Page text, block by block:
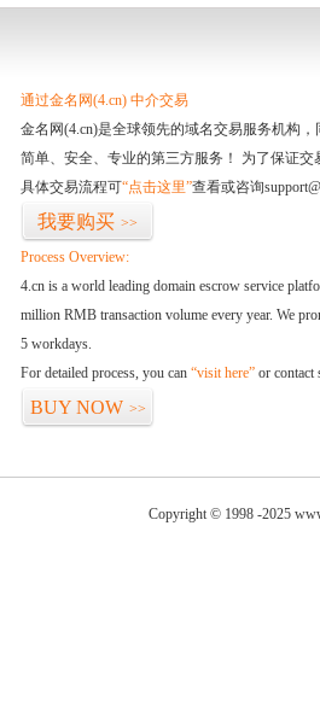
通过金名网(4.cn) 中介交易
金名网(4.cn)是全球领先的域名交易服务机构
简单、安全、专业的第三方服务！ 为了保证
具体交易流程可“点击这里”查看或咨询
我要购买 >>
Process Overview:
4.cn is a world leading domain escrow service
million RMB transaction volume every year. We
5 workdays.
For detailed process, you can “visit here” or contact
BUY NOW >>
Copyright © 1998 -2025